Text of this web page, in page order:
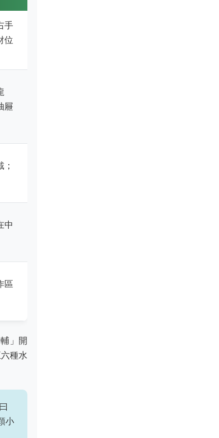
手
位
屜
中
區
」開
種水
小